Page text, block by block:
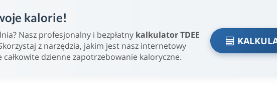
kalorie!
Nasz profesjonalny i bezpłatny kalkulator TDEE
z narzędzia, jakim jest nasz internetowy
dzienne zapotrzebowanie kaloryczne.